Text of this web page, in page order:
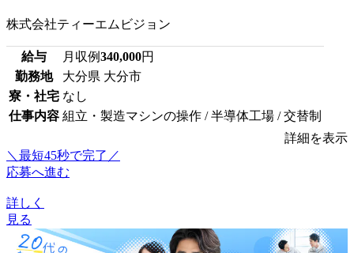
株式会社ティーエムビジョン
給与 月収例340,000円
勤務地
大分県 大分市
寮・社宅 なし
仕事内容 組立・製造マシンの操作 / 半導体工場 / 交替制
詳細を表示
＼最短45秒で完了／
応募へ進む
詳しく
見る